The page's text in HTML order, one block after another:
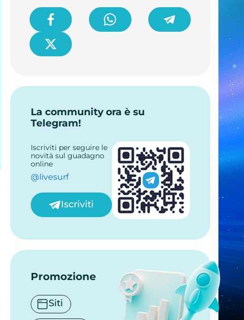
La community ora è su
Telegram!
Iscriviti per seguire le
novità sul guadagno
online
@livesurf
Iscriviti
Promozione
Siti